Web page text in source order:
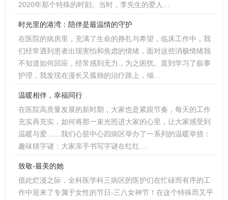
2020年那个特殊的时刻。当时，李先生的爱人…
时光里的港湾：陪伴是最温情的守护
在医院的病房里，充满了生命的挣扎与希望，临床工作中，我
们经常遇到患者出现害怕和焦虑的情绪，面对这些消极情绪我
不知道如何回应，经常感到无力，为之困扰。直到学习了叙事
护理，我发现在漫长又孤独的治疗路上，倾…
温暖相伴，幸福同行
在医院高质量发展的新时期，大家也是紧跟节奏，每天的工作
充实再充实，如何将那一束光照进大家的心里，让大家感受到
温暖与爱.......我们心脏中心四病区举办了一系列的温暖举措：
趣味猜字谜：大家亲手书写字谜在红红…
致敬-最美的她
值此烂漫之际，全科医学科三病区的医护们在忙碌而有序的工
作中迎来了专属于女性的节日-三八女神节！在这个特殊而又平